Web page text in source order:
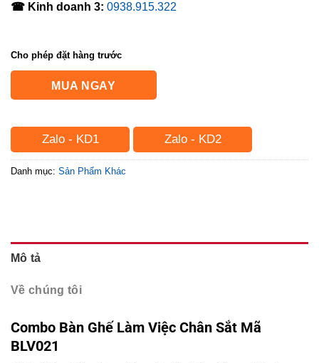
☎ Kinh doanh 3: 0938.915.322
Cho phép đặt hàng trước
MUA NGAY
Zalo - KD1 Zalo - KD2
Danh mục: Sản Phẩm Khác
Mô tả
Về chúng tôi
Combo Bàn Ghế Làm Việc Chân Sắt Mã
BLV021